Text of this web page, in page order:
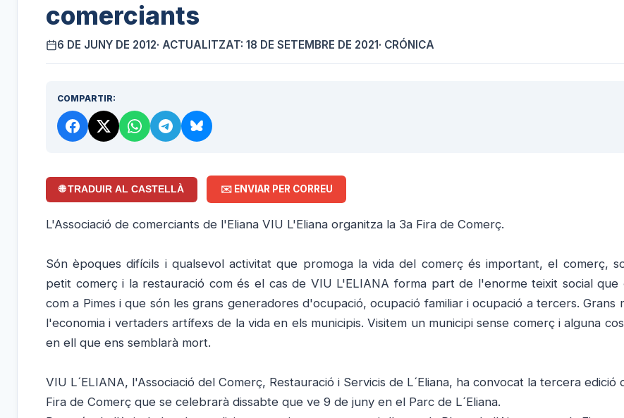
comerciants
6 DE JUNY DE 2012· ACTUALITZAT: 18 DE SETEMBRE DE 2021· CRÓNICA
COMPARTIR:
🌐 TRADUIR AL CASTELLÀ ✉️ ENVIAR PER CORREU
L'Associació de comerciants de l'Eliana VIU L'Eliana organitza la 3a Fira de Comerç.
Són èpoques difícils i qualsevol activitat que promoga la vida del comerç és important, el comerç,
petit comerç i la restauració com és el cas de VIU L'ELIANA forma part de l'enorme teixit social que
com a Pimes i que són les grans generadores d'ocupació, ocupació familiar i ocupació a tercers. Grans
l'economia i vertaders artífexs de la vida en els municipis. Visitem un municipi sense comerç i alguna
en ell que ens semblarà mort.
VIU L´ELIANA, l'Associació del Comerç, Restauració i Servicis de L´Eliana, ha convocat la tercera edició
Fira de Comerç que se celebrarà dissabte que ve 9 de juny en el Parc de L´Eliana.